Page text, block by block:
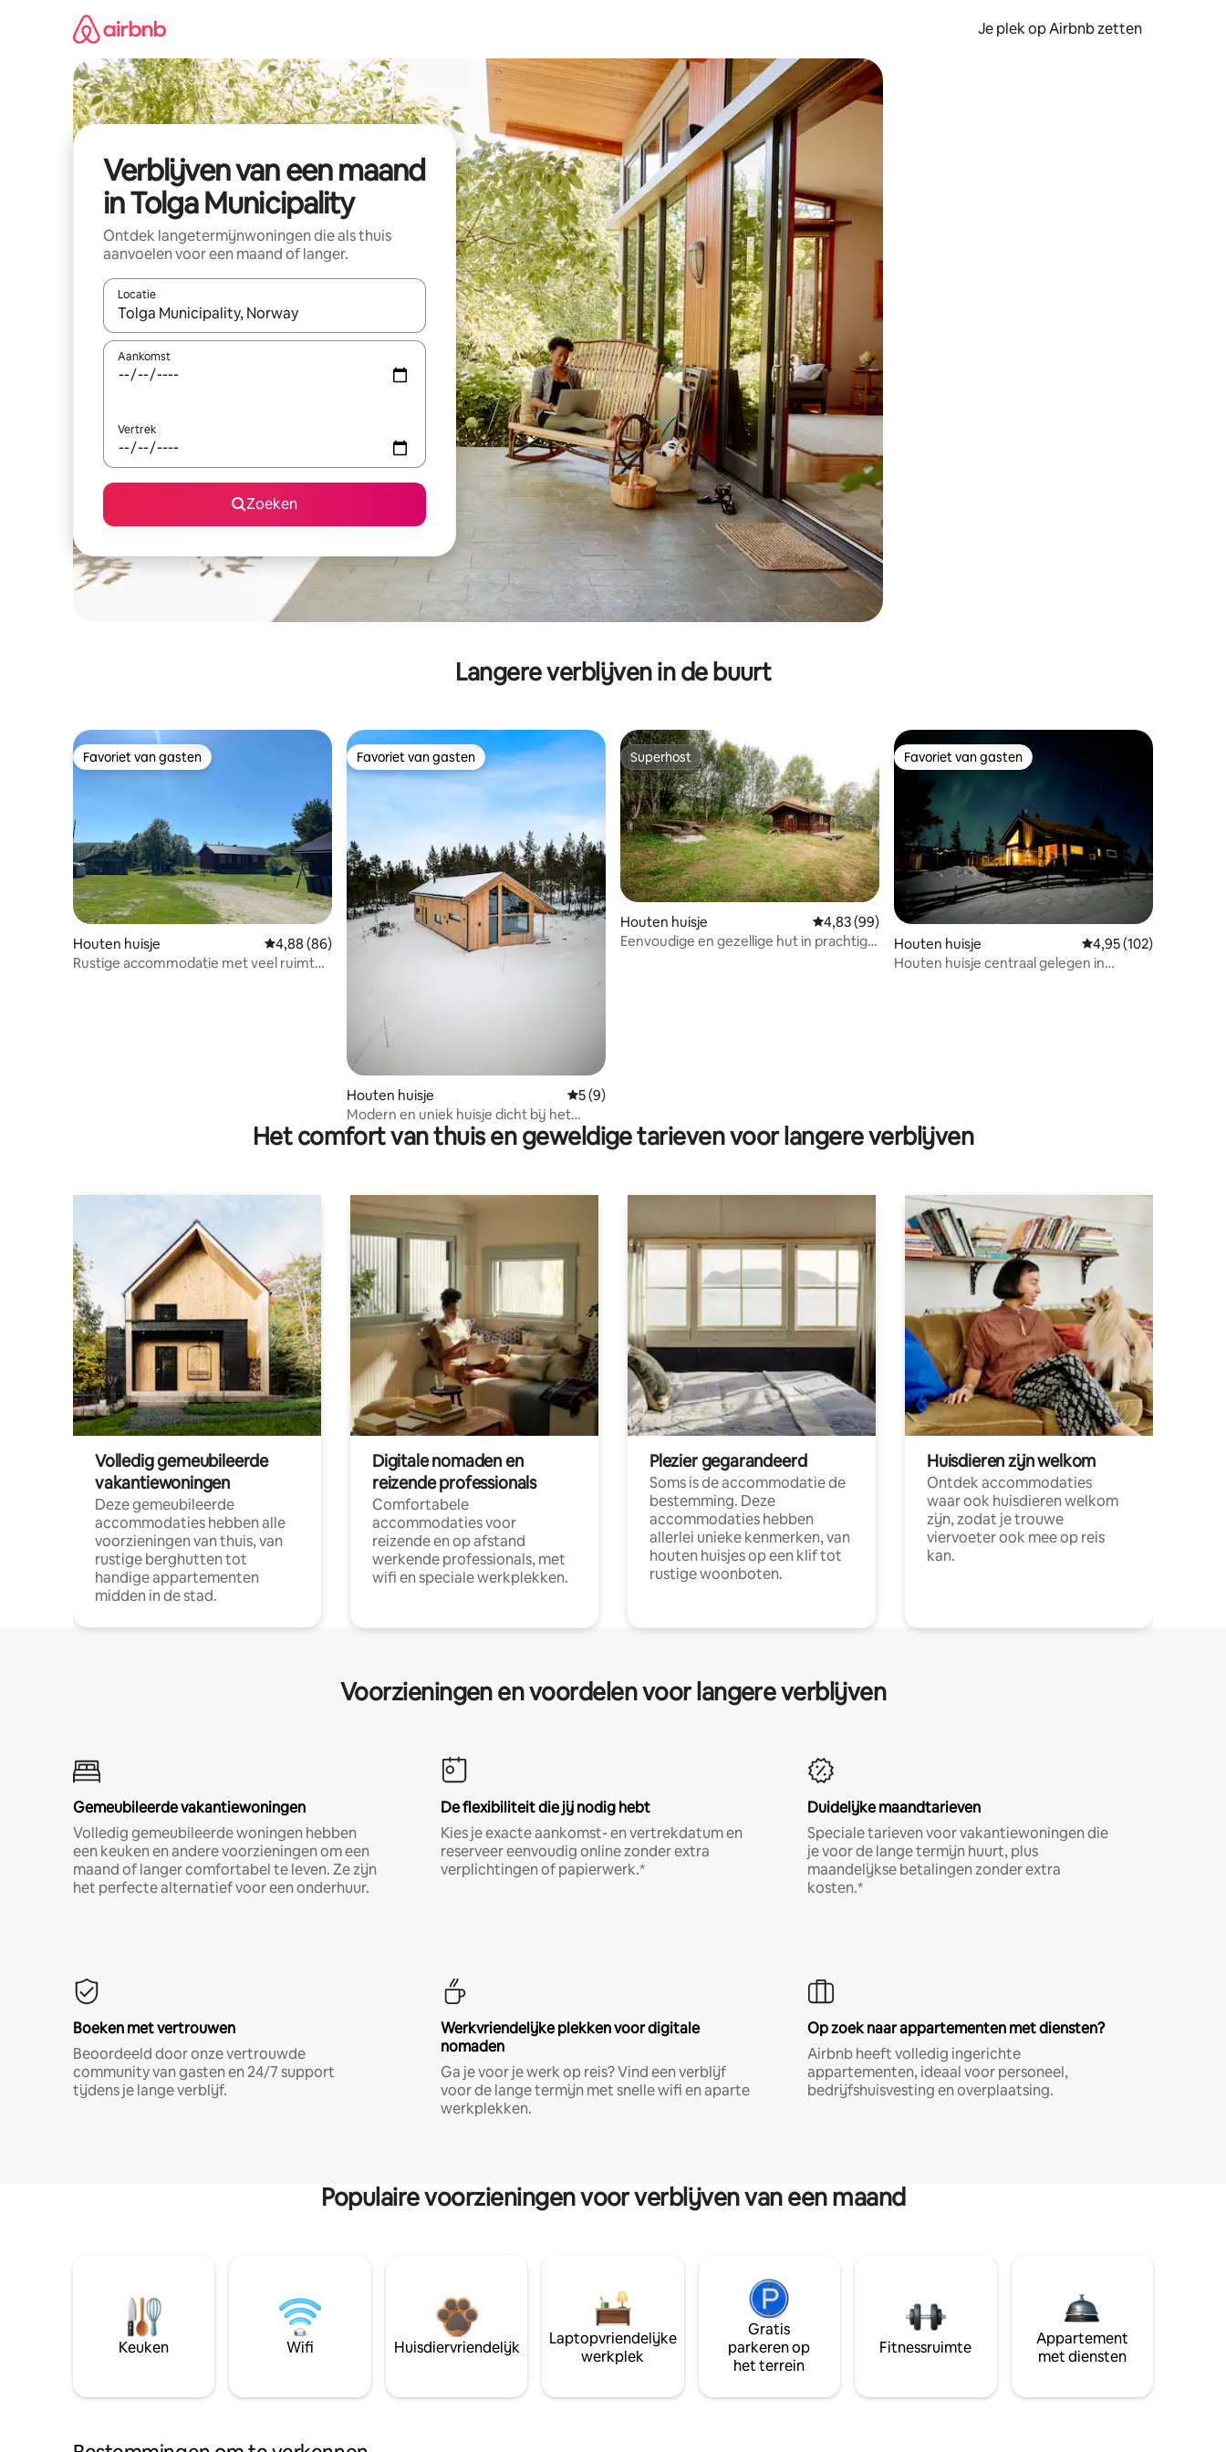
Je plek op Airbnb zetten
Verblijven van een maand
in Tolga Municipality
Ontdek langetermijnwoningen die als thuis
aanvoelen voor een maand of langer.
Locatie
Wanneer er resultaten beschikbaar zijn, maak je een keuze met je de pijltjestoetsen omhoog en omlaag, óf door te tikken of swipen.
Aankomst
Vertrek
Zoeken
Langere verblijven in de buurt
Favoriet van gasten
Favoriet van gasten
Houten huisje Gemiddelde beoordeling van 4,88 op 5, 86 recensies
4,88 (86)
Rustige accommodatie met veel ruimte.
Favoriet van gasten
Favoriet van gasten
Houten huisje Gemiddelde beoordeling van 5 op 5, 9 recensies
5 (9)
Modern en uniek huisje dicht bij het
centrum van Røros
Superhost
Superhost
Houten huisje Gemiddelde beoordeling van 4,83 op 5, 99 recensies
4,83 (99)
Eenvoudige en gezellige hut in prachtige
Favoriet van gasten
Favoriet van gasten
Houten huisje Gemiddelde
4,95 (102)
Houten huisje centraal gelegen in
Het comfort van thuis en geweldige tarieven voor langere verblijven
Volledig gemeubileerde
vakantiewoningen
Deze gemeubileerde
accommodaties hebben alle
voorzieningen van thuis, van
rustige berghutten tot
handige appartementen
midden in de stad.
Digitale nomaden en
reizende professionals
Comfortabele
accommodaties voor
reizende en op afstand
werkende professionals, met
wifi en speciale werkplekken.
Plezier gegarandeerd
Soms is de accommodatie de
bestemming. Deze
accommodaties hebben
allerlei unieke kenmerken, van
houten huisjes op een klif tot
rustige woonboten.
Huisdieren zijn welkom
Ontdek accommodaties
waar ook huisdieren welkom
zijn, zodat je trouwe
viervoeter ook mee op reis
kan.
Voorzieningen en voordelen voor langere verblijven
Gemeubileerde vakantiewoningen
Volledig gemeubileerde woningen hebben
een keuken en andere voorzieningen om een
maand of langer comfortabel te leven. Ze zijn
het perfecte alternatief voor een onderhuur.
De flexibiliteit die jij nodig hebt
Kies je exacte aankomst- en vertrekdatum en
reserveer eenvoudig online zonder extra
verplichtingen of papierwerk.*
Duidelijke maandtarieven
Speciale tarieven voor vakantiewoningen die
je voor de lange termijn huurt, plus
maandelijkse betalingen zonder extra
kosten.*
Boeken met vertrouwen
Beoordeeld door onze vertrouwde
community van gasten en 24/7 support
tijdens je lange verblijf.
Werkvriendelijke plekken voor digitale
nomaden
Ga je voor je werk op reis? Vind een verblijf
voor de lange termijn met snelle wifi en aparte
werkplekken.
Op zoek naar appartementen met diensten?
Airbnb heeft volledig ingerichte
appartementen, ideaal voor personeel,
bedrijfshuisvesting en overplaatsing.
Populaire voorzieningen voor verblijven van een maand
Keuken Wifi Huisdiervriendelijk
Laptopvriendelijke
werkplek
Gratis
parkeren op
het terrein
Fitnessruimte
Appartement
met diensten